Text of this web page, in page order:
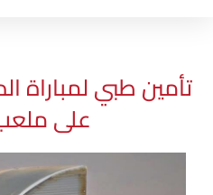
تأمين طبي لمباراة
على ملعب